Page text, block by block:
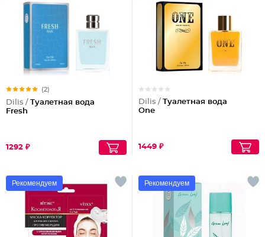
(2)
Dilis / Туалетная вода
Fresh
1292 ₽
Dilis / Туалетная вода
One
1449 ₽
Рекомендуем Рекомендуем